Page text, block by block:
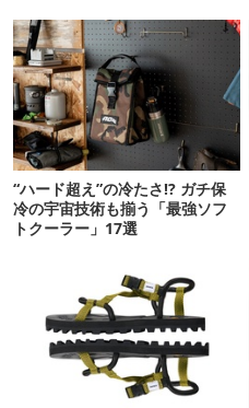
“ハード超え”の冷たさ!? ガチ保
冷の宇宙技術も揃う「最強ソフ
トクーラー」17選